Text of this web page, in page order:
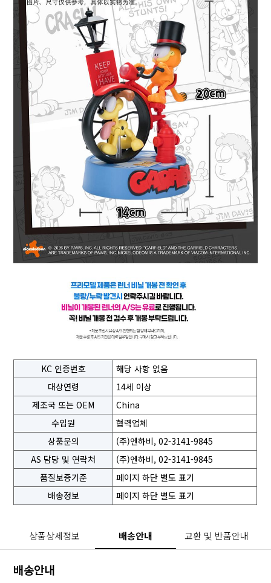
KC 인증번호
해당 사항 없음
대상연령
14세 이상
제조국 또는 OEM
China
수입원
협력업체
상품문의
(주)엔하비, 02-3141-9845
AS 담당 및 연락처
(주)엔하비, 02-3141-9845
품질보증기준
페이지 하단 별도 표기
배송정보
페이지 하단 별도 표기
상품상세정보 배송안내 교환 및 반품안내
배송안내